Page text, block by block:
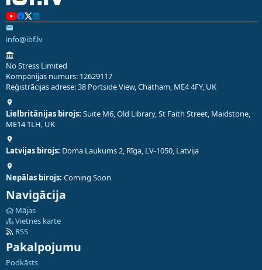
info@ibf.lv
No Stress Limited
Kompānijas numurs: 12629117
Reģistrācijas adrese: 38 Portside View, Chatham, ME4 4FY, UK
Lielbritānijas birojs: Suite M6, Old Library, St Faith Street, Maidstone,
ME14 1LH, UK
Latvijas birojs: Doma Laukums 2, Rīga, LV-1050, Latvija
Nepālas birojs: Coming Soon
Navigācija
Mājas
Vietnes karte
RSS
Pakalpojumu
Podkāsts